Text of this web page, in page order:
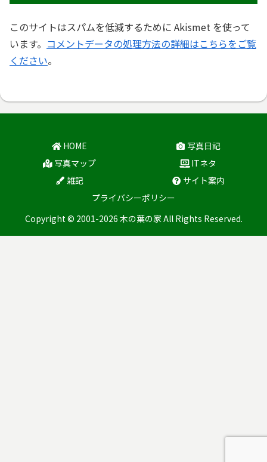
このサイトはスパムを低減するために Akismet を使って
います。 コメントデータの処理方法の詳細はこちらをご覧
ください。
HOME
写真日記
写真マップ
ITネタ
雑記
サイト案内
プライバシーポリシー
Copyright © 2001-2026 木の葉の家 All Rights Reserved.